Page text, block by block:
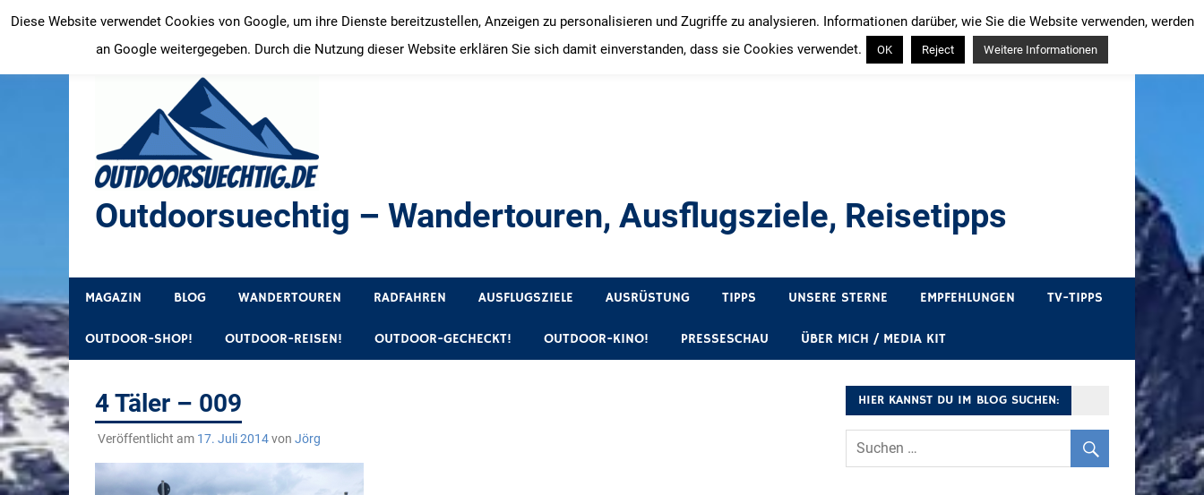
Inhalt
springen
Outdoorsuechtig – Wandertouren, Ausflugsziele, Reisetipps
MAGAZIN BLOG WANDERTOUREN RADFAHREN AUSFLUGSZIELE AUSRÜSTUNG TIPPS UNSERE STERNE EMPFEHLUNGEN TV-TIPPS
OUTDOOR-SHOP! OUTDOOR-REISEN! OUTDOOR-GECHECKT! OUTDOOR-KINO! PRESSESCHAU ÜBER MICH / MEDIA KIT
4 Täler – 009
Veröffentlicht am 17. Juli 2014von Jörg
HIER KANNST DU IM BLOG SUCHEN:
Diese Website verwendet Cookies von Google, um ihre Dienste bereitzustellen, Anzeigen zu personalisieren und Zugriffe zu analysieren. Informationen darüber, wie Sie die Website verwenden, werden
an Google weitergegeben. Durch die Nutzung dieser Website erklären Sie sich damit einverstanden, dass sie Cookies verwendet.
OK Reject Weitere Informationen